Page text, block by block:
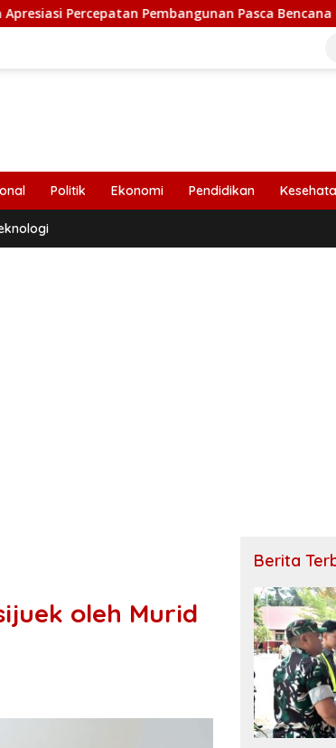
Pembangunan Pasca Bencana di Bireuen
Politik Ekonomi Pendidikan
oleh Murid
Berita